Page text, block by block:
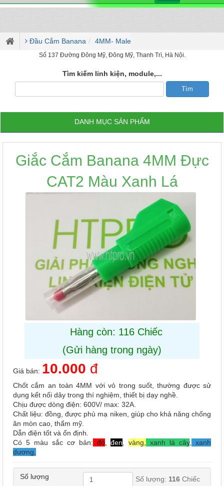
Đầu Cắm Banana 4MM- Male
Số 137 Đường Đông Mỹ, Đông Mỹ, Thanh Trì, Hà Nội.
Tìm kiếm linh kiện, module,...
DANH MỤC SẢN PHẨM
Giắc Cắm Banana 4MM Đực
CAT2 Màu Xanh Lá
Hàng còn: 116 Chiếc
(Gửi hàng trong ngày)
Giá bán: 10.000 đ
Chốt cắm an toàn 4MM với vỏ trong suốt, thường được sử
dụng kết nối dây trong thí nghiệm, thiết bị dạy nghề.
Chịu được dòng điện: 600V/ max: 32A.
Chất liệu: đồng, được phủ mạ niken, giúp cho khả năng chống
ăn mòn cao, thẩm mỹ.
Dẫn điện tốt và ổn định.
Có 5 màu sắc cơ bản: đỏ, đen ,vàng, xanh lá cây,
xanh
dương.
Số lượng Số lượng: 116 Chiếc